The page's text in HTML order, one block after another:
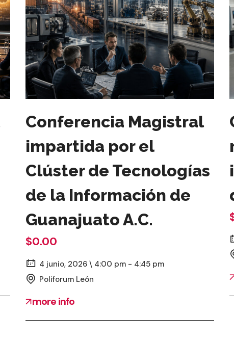
Conferencia Magistral
impartida por el
Clúster de Tecnologías
de la Información de
Guanajuato A.C.
$0.00
4 junio, 2026 \ 4:00 pm - 4:45 pm
Poliforum León
more info